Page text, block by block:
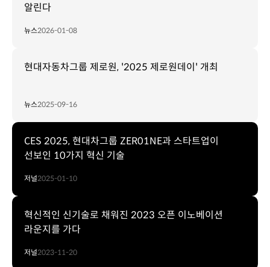
알린다
뉴스2026-01-08
현대자동차그룹 제로원, '2025 제로원데이' 개최
뉴스2025-09-16
CES 2025, 현대차그룹 ZER01NE과 스타트업이
선보인 10가지 혁신 기술
저널2025-01-10
혁신적인 신기술로 채워진 2023 오픈 이노베이션
라운지를 가다
저널2023-11-20